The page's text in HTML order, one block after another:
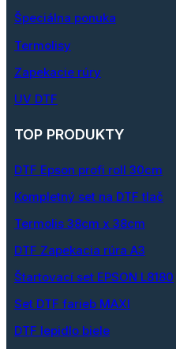
Špeciálna ponuka
Termolisy
Zapekacie rúry
UV DTF
TOP PRODUKTY
DTF Epson profi roll 30cm
Kompletný set na DTF tlač
Termolis 38cm x 38cm
DTF Zapekacia rúra A3
Štartovací set EPSON L8180
Set DTF farieb MAXI
DTF lepidlo biele